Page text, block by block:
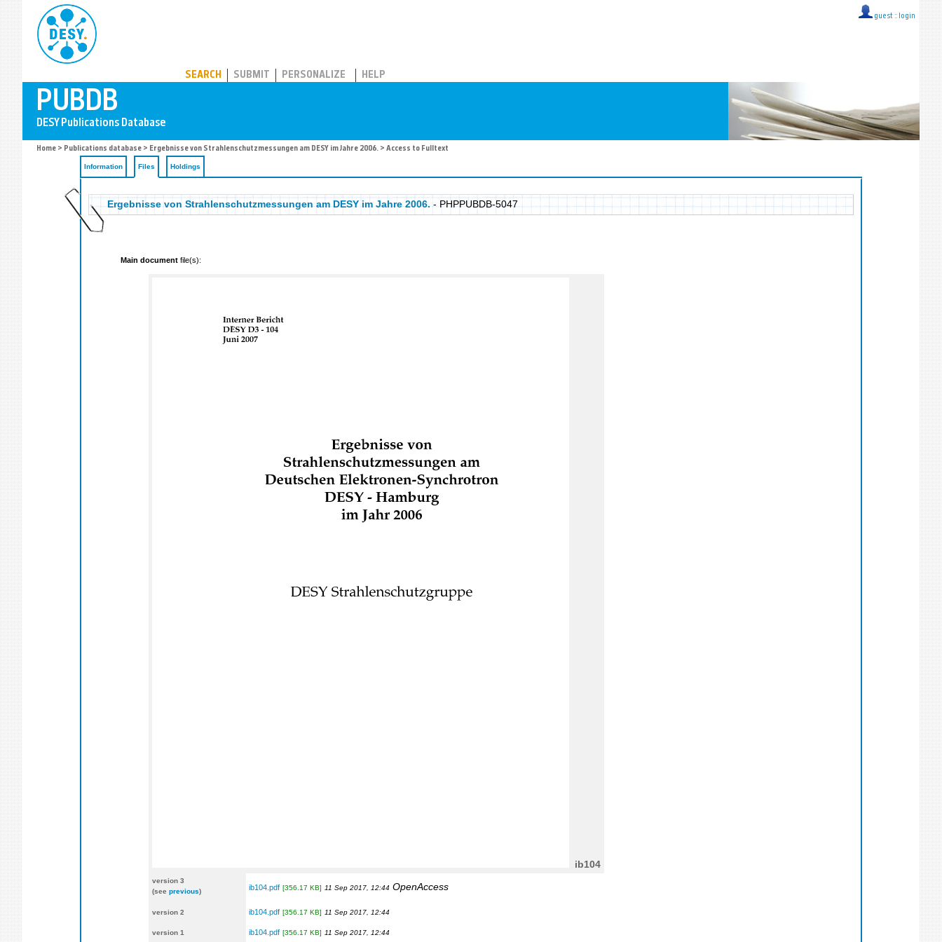
guest :: login
SEARCH SUBMIT PERSONALIZE HELP
Home > Publications database > Ergebnisse von Strahlenschutzmessungen am DESY im Jahre 2006. > Access to Fulltext
Information Files Holdings
Ergebnisse von Strahlenschutzmessungen am DESY im Jahre 2006. - PHPPUBDB-5047
Main documentfile(s):
ib104
version 3
(see previous) ib104.pdf [356.17 KB] 11 Sep 2017, 12:44 OpenAccess
version 2 ib104.pdf [356.17 KB] 11 Sep 2017, 12:44
version 1 ib104.pdf [356.17 KB] 11 Sep 2017, 12:44